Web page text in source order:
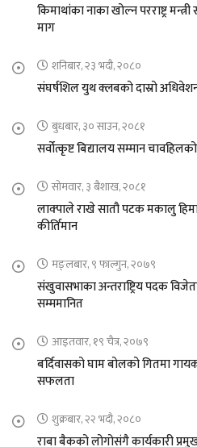
किमाथांका नाका खोल्न परराष्ट्र
माग
शनिबार, २३ भदौ, २०८०
संघर्षशिल युथ क्लबको दास्रो
बुधबार, ३० साउन, २०८१
सर्वोत्कृष्ट बिद्यालय सम्मान
सोमवार, ३ बैशाख, २०८१
लाक्पाले राखे सातौ पटक मकालु
कीर्तिमान
मङ्लबार, ९ फाल्गुन, २०७९
संखुवासभाका अन्तराष्ट्रिय पदक
सम्ममानित
आइतवार, १९ चैत्र, २०७९
बर्दिवासको घाम बोलको गितमा
सफलता
शुक्रबार, २२ भदौ, २०८०
राबा बैकको लोगोसंगै कार्यकारी